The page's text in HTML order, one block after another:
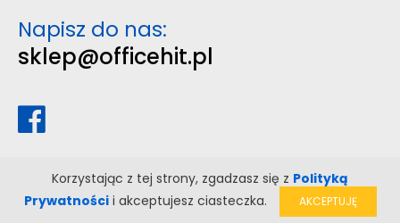
Napisz do nas:
sklep@officehit.pl
Korzystając z tej strony, zgadzasz się z Polityką
Prywatnościi akceptujesz ciasteczka. AKCEPTUJĘ